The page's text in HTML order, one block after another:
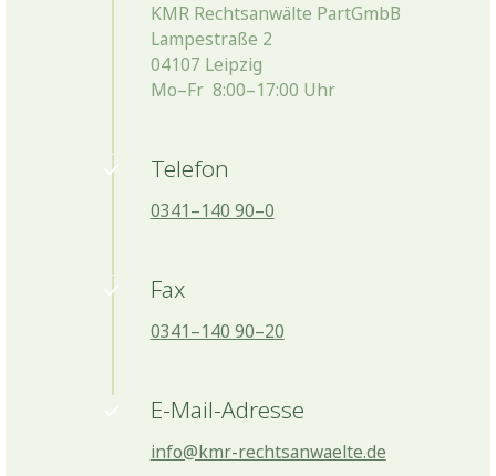
KMR Rechtsanwälte PartGmbB
Lampestraße 2
04107 Leipzig
Mo–Fr 8:00–17:00 Uhr
Telefon
0341–140 90–0
Fax
0341–140 90–20
E-Mail-Adresse
info@kmr-rechtsanwaelte.de